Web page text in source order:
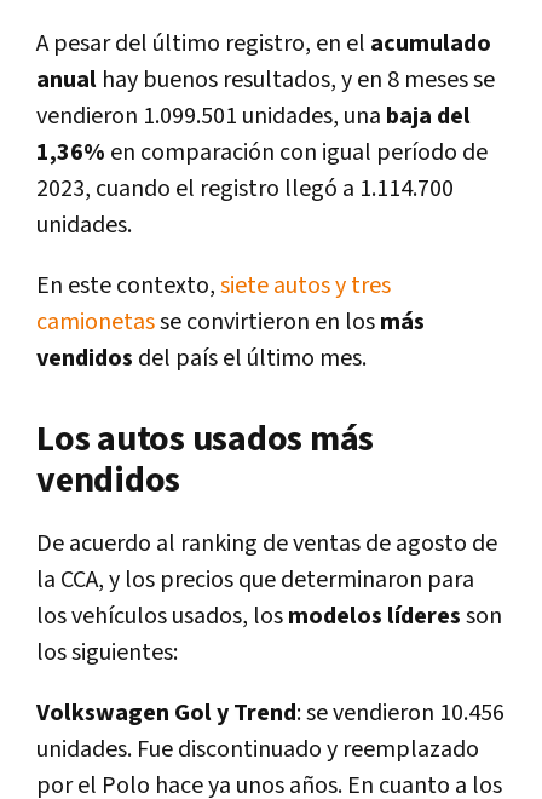
A pesar del último registro, en el acumulado
anual hay buenos resultados, y en 8 meses se
vendieron 1.099.501 unidades, una baja del
1,36% en comparación con igual período de
2023, cuando el registro llegó a 1.114.700
unidades.
En este contexto,siete autos y tres
camionetasse convirtieron en losmás
vendidos del país el último mes.
Los autos usados más
vendidos
De acuerdo al ranking de ventas de agosto de
la CCA, y los precios que determinaron para
los vehículos usados, losmodelos líderesson
los siguientes:
Volkswagen Gol y Trend: se vendieron 10.456
unidades. Fue discontinuado y reemplazado
por el Polo hace ya unos años. En cuanto a los